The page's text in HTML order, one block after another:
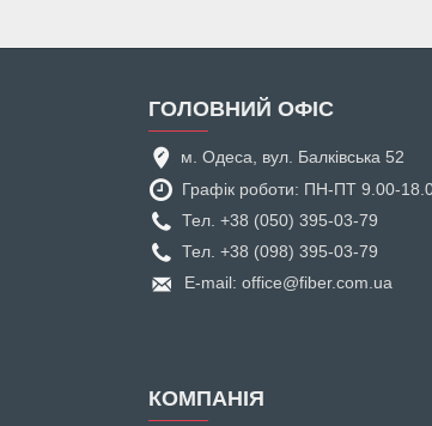
ГОЛОВНИЙ ОФІС
м. Одеса, вул. Балківська 52
Графік роботи: ПН-ПТ 9.00-
Тел. +38 (050) 395-03-79
Тел. +38 (098) 395-03-79
E-mail: office@fiber.com.ua
КОМПАНІЯ